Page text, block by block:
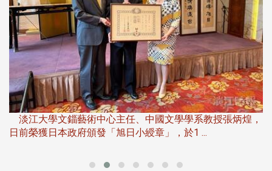
淡江大學文錙藝術中心主任、中國文學學系教授張炳煌，
日前榮獲日本政府頒發「旭日小綬章」，於1 ...